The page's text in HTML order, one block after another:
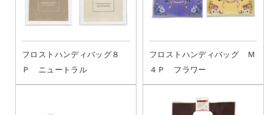
フロストハンディバッグ８
Ｐ ニュートラル
フロストハンディバッグ Ｍ
４Ｐ フラワー